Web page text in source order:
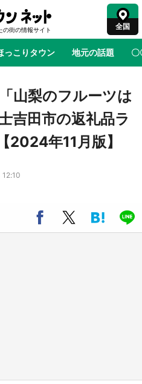
全国
っこりタウン 地元の話題 〇
あの時はありがとう 物語がはじ
クネスが栃木県を征服！？ 県
で「聖地」が生産されてます
【8／1～10／26】
山梨のフルーツは
吉田市の返礼品ラ
2024年11月版】
12:10